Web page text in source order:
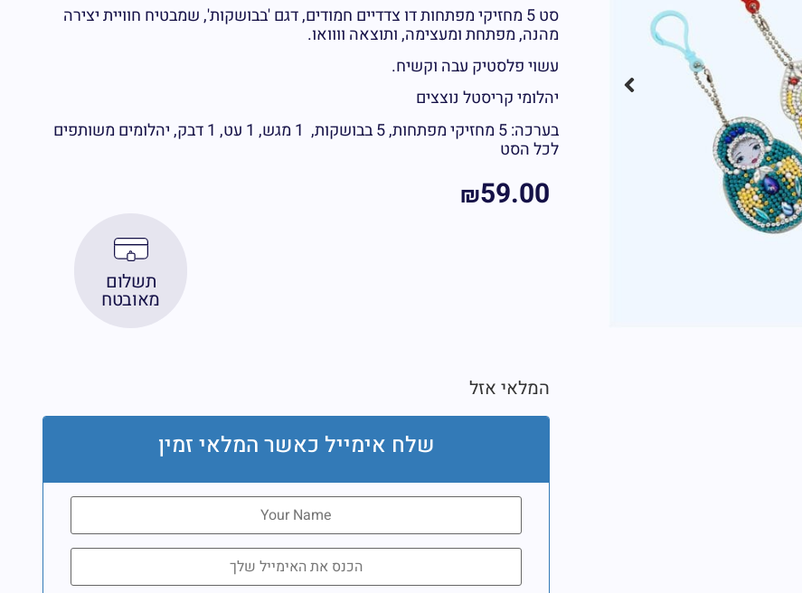
סט 5 מחזיקי מפתחות דו צדדיים חמודים, דגם 'בבושקות', שמבטיח חוויית יצירה
מהנה, מפתחת ומעצימה, ותוצאה וווואו.
עשוי פלסטיק עבה וקשיח.
יהלומי קריסטל נוצצים
בערכה: 5 מחזיקי מפתחות, 5 בבושקות, 1 מגש, 1 עט, 1 דבק, יהלומים משותפים
לכל הסט
₪59.00
תשלום
מאובטח
המלאי אזל
שלח אימייל כאשר המלאי זמין